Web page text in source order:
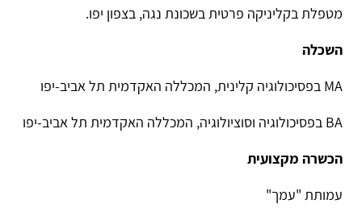
מטפלת בקליניקה פרטית בשכונת נגה, בצפון יפו.
השכלה
MA בפסיכולוגיה קלינית, המכללה האקדמית תל אביב-יפו
BA בפסיכולוגיה וסוציולוגיה, המכללה האקדמית תל אביב-יפו
הכשרה מקצועית
עמותת "עמך"